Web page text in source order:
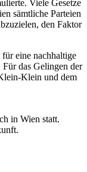
Viele Gesetze
sämtliche Parteien
den Faktor
eine nachhaltige
das Gelingen der
Klein und dem
in Wien statt.